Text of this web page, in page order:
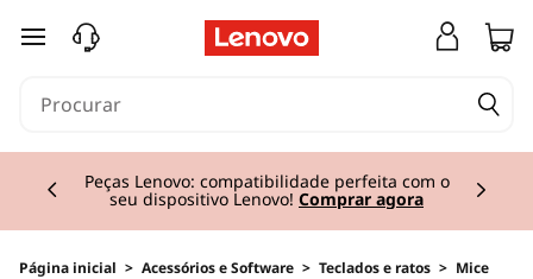
saltar para o conteúdo principal
Peças Lenovo: compatibilidade perfeita com o
seu dispositivo Lenovo! Comprar agora
Página inicial > Acessórios e Software > Teclados e ratos > Mice